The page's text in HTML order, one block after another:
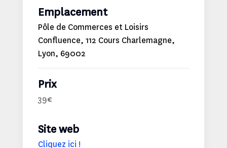
Emplacement
Pôle de Commerces et Loisirs
Confluence, 112 Cours Charlemagne,
Lyon, 69002
Prix
39€
Site web
Cliquez ici !